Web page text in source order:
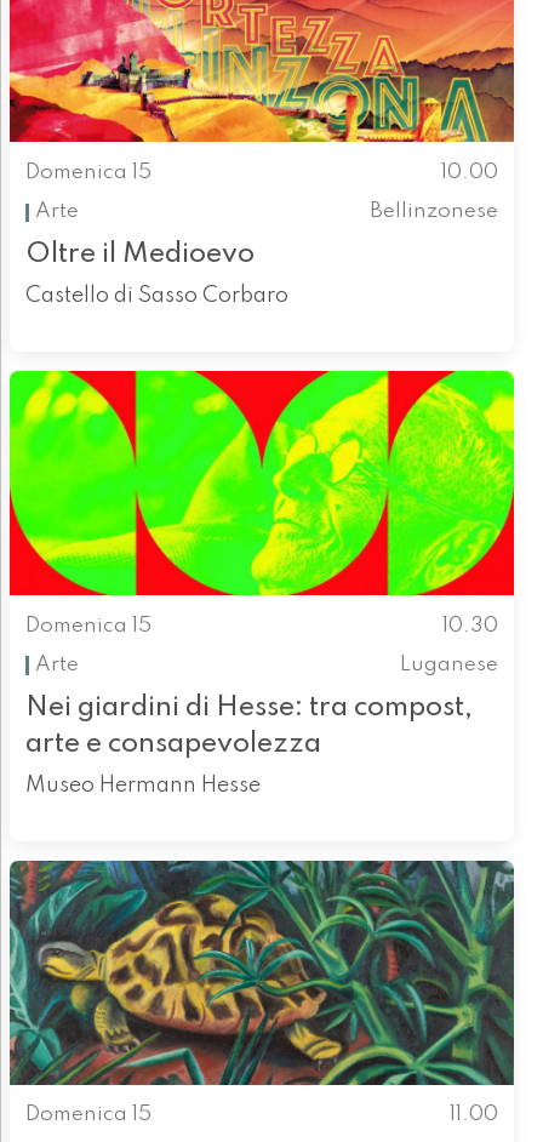
Domenica 15
10.00
Arte
Bellinzonese
Oltre il Medioevo
Castello di Sasso Corbaro
Domenica 15
10.30
Arte
Luganese
Nei giardini di Hesse: tra compost,
arte e consapevolezza
Museo Hermann Hesse
Domenica 15
11.00